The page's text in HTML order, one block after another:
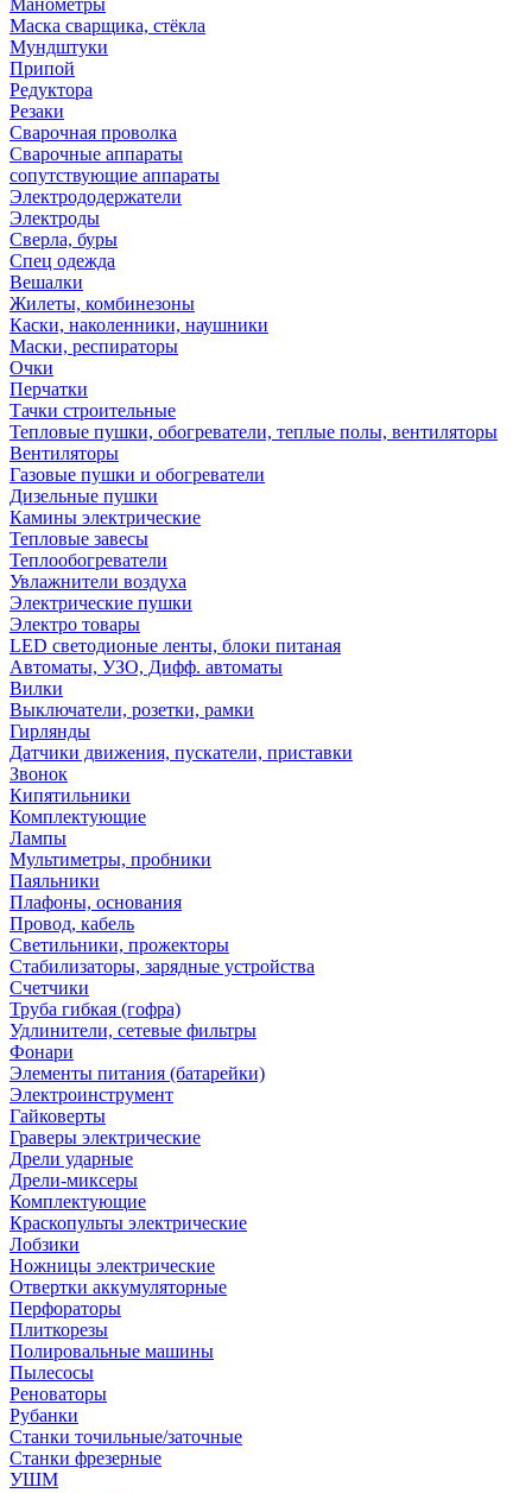
Манометры
Маска сварщика, стёкла
Мундштуки
Припой
Редуктора
Резаки
Сварочная проволка
Сварочные аппараты
сопутствующие аппараты
Электрододержатели
Электроды
Сверла, буры
Спец одежда
Вешалки
Жилеты, комбинезоны
Каски, наколенники, наушники
Маски, респираторы
Очки
Перчатки
Тачки строительные
Тепловые пушки, обогреватели, теплые полы, вентиляторы
Вентиляторы
Газовые пушки и обогреватели
Дизельные пушки
Камины электрические
Тепловые завесы
Теплообогреватели
Увлажнители воздуха
Электрические пушки
Электро товары
LED светодионые ленты, блоки питаная
Автоматы, УЗО, Дифф. автоматы
Вилки
Выключатели, розетки, рамки
Гирлянды
Датчики движения, пускатели, приставки
Звонок
Кипятильники
Комплектующие
Лампы
Мультиметры, пробники
Паяльники
Плафоны, основания
Провод, кабель
Светильники, прожекторы
Стабилизаторы, зарядные устройства
Счетчики
Труба гибкая (гофра)
Удлинители, сетевые фильтры
Фонари
Элементы питания (батарейки)
Электроинструмент
Гайковерты
Граверы электрические
Дрели ударные
Дрели-миксеры
Комплектующие
Краскопульты электрические
Лобзики
Ножницы электрические
Отвертки аккумуляторные
Перфораторы
Плиткорезы
Полировальные машины
Пылесосы
Реноваторы
Рубанки
Станки точильные/заточные
Станки фрезерные
УШМ